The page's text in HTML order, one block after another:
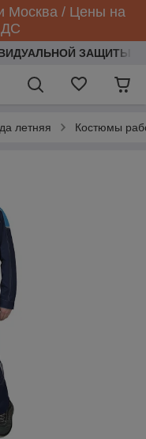
Москва / Цены на
ЗАЩИТЫ
летняя Костюмы